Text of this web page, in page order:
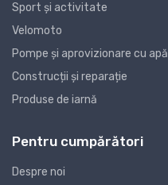
Sport și activitate
Velomoto
Pompe și aprovizionare cu apă
Construcții și reparație
Produse de iarnă
Pentru cumpărători
Despre noi